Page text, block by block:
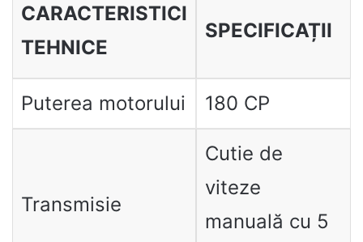
CARACTERISTICI
TEHNICE
SPECIFICAȚII
Puterea motorului 180 CP
Transmisie
Cutie de
viteze
manuală cu 5